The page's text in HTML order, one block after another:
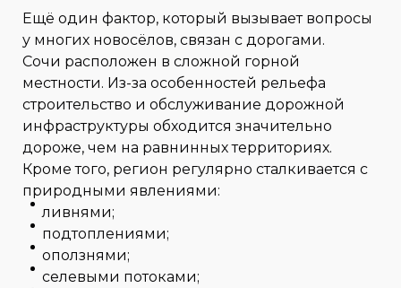
Ещё один фактор, который вызывает вопросы
у многих новосёлов, связан с дорогами.
Сочи расположен в сложной горной
местности. Из-за особенностей рельефа
строительство и обслуживание дорожной
инфраструктуры обходится значительно
дороже, чем на равнинных территориях.
Кроме того, регион регулярно сталкивается с
природными явлениями:
ливнями;
подтоплениями;
оползнями;
селевыми потоками;